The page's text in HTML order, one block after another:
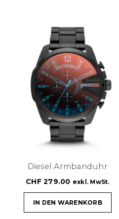
Diesel Armbanduhr
CHF279.00 exkl. MwSt.
IN DEN WARENKORB